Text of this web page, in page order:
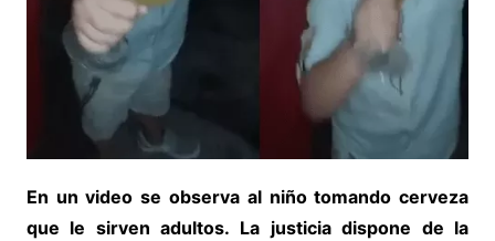
En un video se observa al niño tomando cerveza
que le sirven adultos. La justicia dispone de la